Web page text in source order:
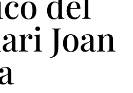
Joan